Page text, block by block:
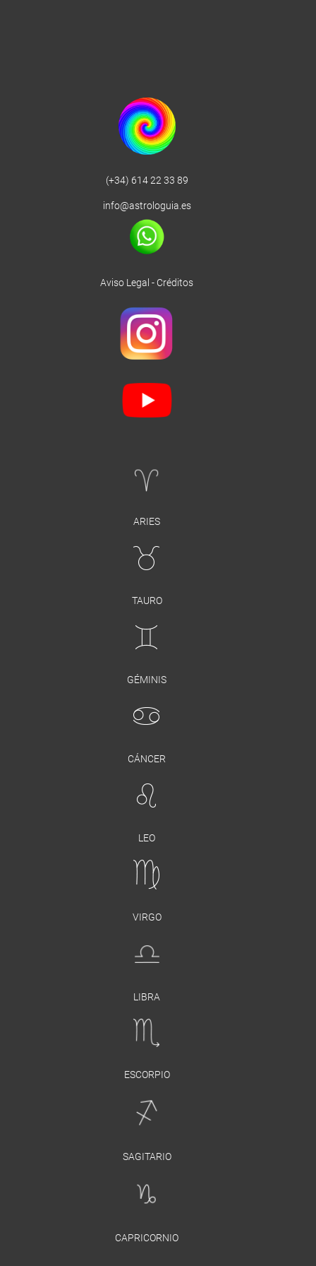
(+34) 614 22 33 89
info@astrologuia.es
Aviso Legal - Créditos
ARIES
TAURO
GÉMINIS
CÁNCER
LEO
VIRGO
LIBRA
ESCORPIO
SAGITARIO
CAPRICORNIO